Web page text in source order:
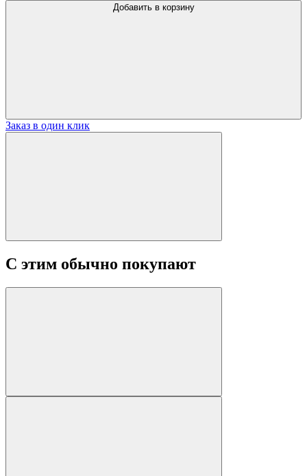
Добавить в корзину
Заказ в один клик
С этим обычно покупают